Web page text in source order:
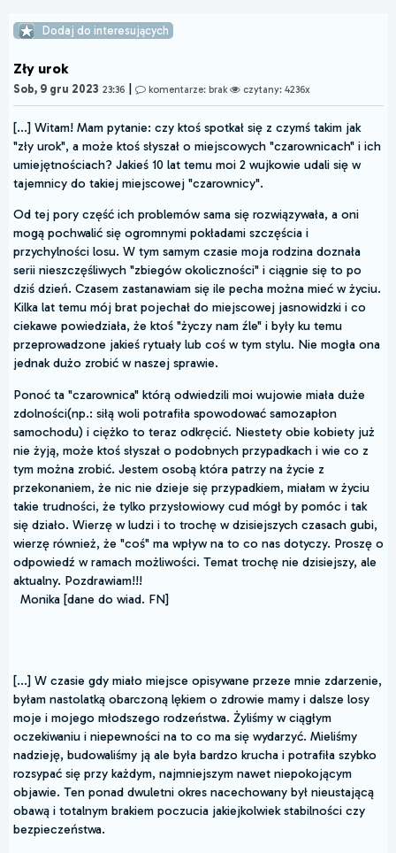
Dodaj do interesujących
Zły urok
Sob, 9 gru 2023 23:36 komentarze: brak czytany: 4236x
[...] Witam! Mam pytanie: czy ktoś spotkał się z czymś takim jak
"zły urok", a może ktoś słyszał o miejscowych "czarownicach" i ich
umiejętnościach? Jakieś 10 lat temu moi 2 wujkowie udali się w
tajemnicy do takiej miejscowej "czarownicy".
Od tej pory część ich problemów sama się rozwiązywała, a oni
mogą pochwalić się ogromnymi pokładami szczęścia i
przychylności losu. W tym samym czasie moja rodzina doznała
serii nieszczęśliwych "zbiegów okoliczności" i ciągnie się to po
dziś dzień. Czasem zastanawiam się ile pecha można mieć w życiu.
Kilka lat temu mój brat pojechał do miejscowej jasnowidzki i co
ciekawe powiedziała, że ktoś "życzy nam źle" i były ku temu
przeprowadzone jakieś rytuały lub coś w tym stylu. Nie mogła ona
jednak dużo zrobić w naszej sprawie.
Ponoć ta "czarownica" którą odwiedzili moi wujowie miała duże
zdolności(np.: siłą woli potrafiła spowodować samozapłon
samochodu) i ciężko to teraz odkręcić. Niestety obie kobiety już
nie żyją, może ktoś słyszał o podobnych przypadkach i wie co z
tym można zrobić. Jestem osobą która patrzy na życie z
przekonaniem, że nic nie dzieje się przypadkiem, miałam w życiu
takie trudności, że tylko przysłowiowy cud mógł by pomóc i tak
się działo. Wierzę w ludzi i to trochę w dzisiejszych czasach gubi,
wierzę również, że "coś" ma wpływ na to co nas dotyczy. Proszę o
odpowiedź w ramach możliwości. Temat trochę nie dzisiejszy, ale
aktualny. Pozdrawiam!!!
Monika [dane do wiad. FN]
[...] W czasie gdy miało miejsce opisywane przeze mnie zdarzenie,
byłam nastolatką obarczoną lękiem o zdrowie mamy i dalsze losy
moje i mojego młodszego rodzeństwa. Żyliśmy w ciągłym
oczekiwaniu i niepewności na to co ma się wydarzyć. Mieliśmy
nadzieję, budowaliśmy ją ale była bardzo krucha i potrafiła szybko
rozsypać się przy każdym, najmniejszym nawet niepokojącym
objawie. Ten ponad dwuletni okres nacechowany był nieustającą
obawą i totalnym brakiem poczucia jakiejkolwiek stabilności czy
bezpieczeństwa.